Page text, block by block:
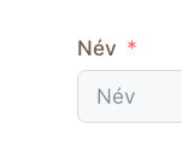
Név